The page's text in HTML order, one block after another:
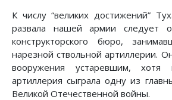
К числу “великих достижений”
развала нашей армии следует
конструкторского бюро,
нарезной ствольной артиллерии.
вооружения устаревшим, хотя
артиллерия сыграла одну из
Великой Отечественной войны.